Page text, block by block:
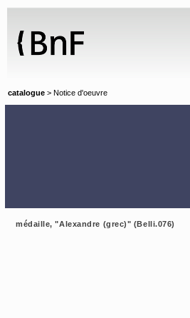
catalogue > Notice d'oeuvre
médaille, "Alexandre (grec)" (Belli.076)